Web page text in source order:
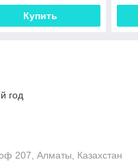
Купить
год
207, Алматы, Казахстан